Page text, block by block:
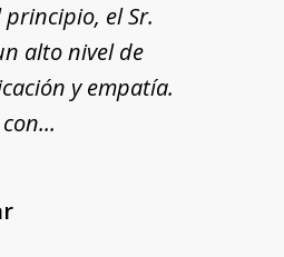
el Sr.
alto nivel de
y empatía.